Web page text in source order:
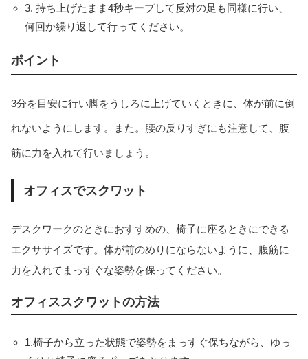
3. 持ち上げたまま4秒キープして反対の足も同様に行い、
何回か繰り返して行ってください。
ポイント
3分を目安に行い脚をうしろに上げていくときに、体が前に倒
れないようにします。また。腰の反りすぎにも注意して、腹
筋に力を入れて行いましょう。
オフィスでスクワット
デスクワークのときにおすすめの、椅子に座るときにできる
エクササイズです。体が前のめりにならないように、腹筋に
力を入れてまっすぐな姿勢を保ってください。
オフィススクワットの方法
1.椅子から立った状態で姿勢をまっすぐ保ちながら、ゆっ
当サイトとは カテゴリ シェア PAGE TOP